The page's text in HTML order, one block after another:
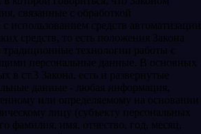
связанные с обработкой
использованием средств автоматизации
средств, то есть положения Закона
традиционные технологии работы с
персональные данные. В основных
в ст.3 Закона, есть и развернутые
данные - любая информация,
или определяемому на основании
лицу (субъекту персональных
фамилия, имя, отчество, год, месяц,